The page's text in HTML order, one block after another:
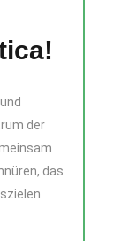
der
das